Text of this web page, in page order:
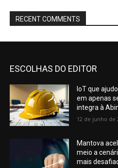
RECENT COMMENTS
ESCOLHAS DO EDITOR
IoT que
em apenas
integra à
12 de junho de
Mantova
meio a
mais